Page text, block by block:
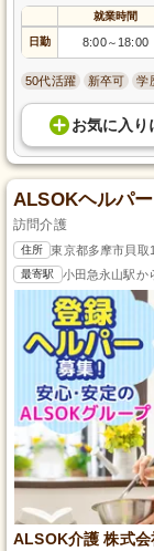
就業時間
日勤 8:00～ 18:00
50代活躍 新卒可 学
お気に入り
ALSOKヘルパ
訪問介護
住所 東京都多摩市貝取
最寄駅 小田急永山駅か
ALSOK介護 株式会